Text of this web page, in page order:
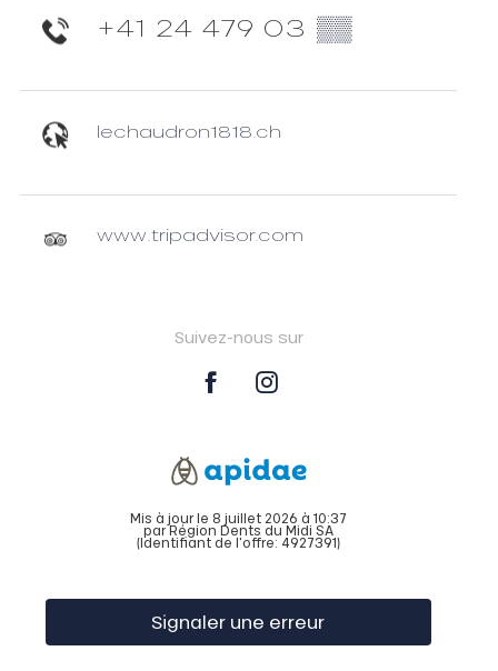
+41 24 479 03 ▒▒
lechaudron1818.ch
www.tripadvisor.com
Suivez-nous sur
Mis à jour le 8 juillet 2026 à 10:37
par Région Dents du Midi SA
(Identifiant de l'offre: 4927391)
Signaler une erreur